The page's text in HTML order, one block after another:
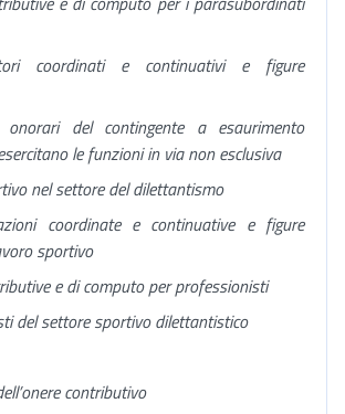
coordinati e continuativi e figure
del contingente a esaurimento
le funzioni in via non esclusiva
nel settore del dilettantismo
coordinate e continuative e figure
sportivo
e di computo per professionisti
del settore sportivo dilettantistico
contributivo